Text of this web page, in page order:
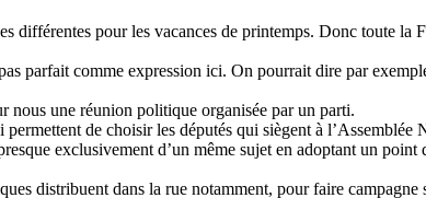
différentes pour les vacances de printemps. Donc toute la
parfait comme expression ici. On pourrait dire par
nous une réunion politique organisée par un parti.
permettent de choisir les députés qui siègent à l’Assemblée
exclusivement d’un même sujet en adoptant un
distribuent dans la rue notamment, pour faire campagne